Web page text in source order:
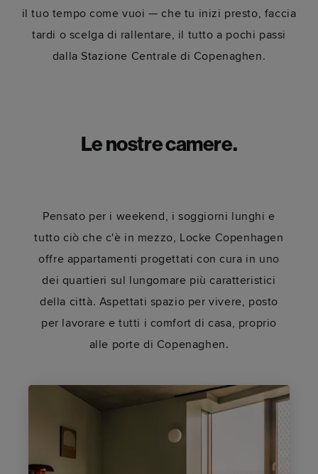
il tuo tempo come vuoi — che tu inizi presto, faccia
tardi o scelga di rallentare, il tutto a pochi passi
dalla Stazione Centrale di Copenaghen.
Le nostre camere.
Pensato per i weekend, i soggiorni lunghi e
tutto ciò che c'è in mezzo, Locke Copenhagen
offre appartamenti progettati con cura in uno
dei quartieri sul lungomare più caratteristici
della città. Aspettati spazio per vivere, posto
per lavorare e tutti i comfort di casa, proprio
alle porte di Copenaghen.